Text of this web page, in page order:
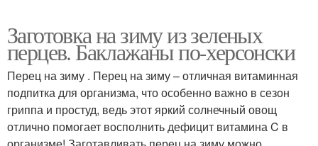
Заготовка на зиму из зеленых
перцев. Баклажаны по-херсонски
Перец на зиму . Перец на зиму – отличная витаминная
подпитка для организма, что особенно важно в сезон
гриппа и простуд, ведь этот яркий солнечный овощ
отлично помогает восполнить дефицит витамина C в